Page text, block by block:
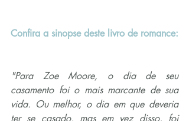
Confira a sinopse deste livro de romance:
"Para Zoe Moore, o dia de seu
casamento foi o mais marcante de sua
vida. Ou melhor, o dia em que deveria
ter se casado, mas em vez disso, foi